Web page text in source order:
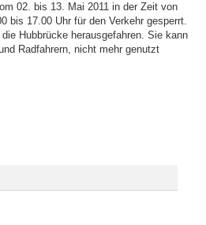
02. bis 13. Mai 2011 in der Zeit von
bis 17.00 Uhr für den Verkehr gesperrt.
Hubbrücke herausgefahren. Sie kann
Radfahrern, nicht mehr genutzt